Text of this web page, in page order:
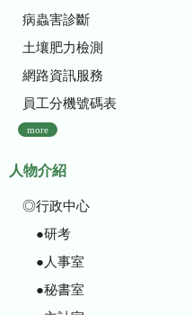
病蟲害診斷
土壤肥力檢測
網路資訊服務
員工分機號碼表
more
人物介紹
◎行政中心
●研考
●人事室
●秘書室